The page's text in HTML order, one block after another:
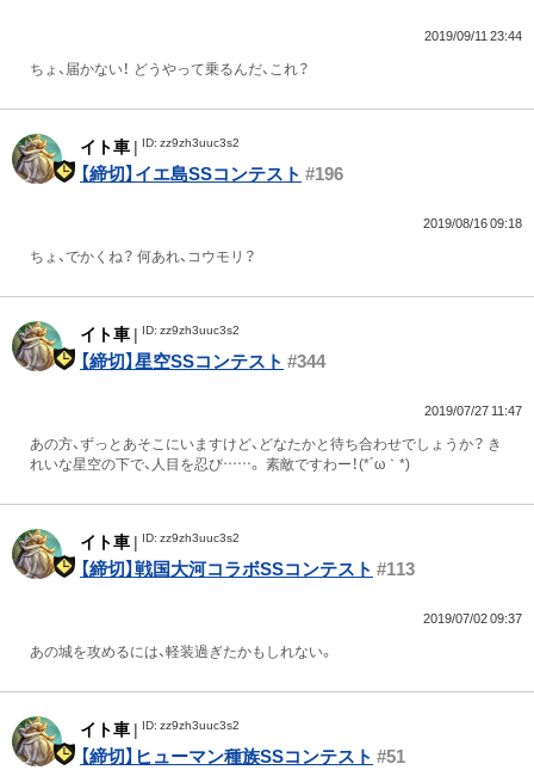
2019/09/11 23:44
ちょ、届かない！ どうやって乗るんだ、これ？
イト車 | ID: zz9zh3uuc3s2
【締切】イエ島SSコンテスト #196
2019/08/16 09:18
ちょ、でかくね？ 何あれ、コウモリ？
イト車 | ID: zz9zh3uuc3s2
【締切】星空SSコンテスト #344
2019/07/27 11:47
あの方、ずっとあそこにいますけど、どなたかと待ち合わせでしょうか？ き
れいな星空の下で、人目を忍び……。 素敵ですわー！(*´ω｀*)
イト車 | ID: zz9zh3uuc3s2
【締切】戦国大河コラボSSコンテスト #113
2019/07/02 09:37
あの城を攻めるには、軽装過ぎたかもしれない。
イト車 | ID: zz9zh3uuc3s2
【締切】ヒューマン種族SSコンテスト #51